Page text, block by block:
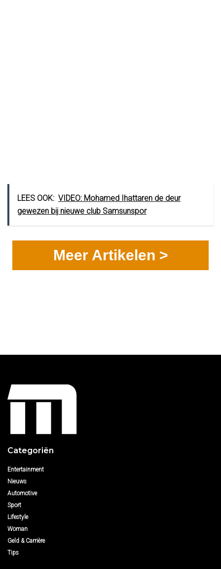
LEES OOK: VIDEO: Mohamed Ihattaren de deur
gewezen bij nieuwe club Samsunspor
Meer Artikelen >
Categoriën
Entertainment
Nieuws
Automotive
Sport
Lifestyle
Woman
Geld & Carrière
Tips